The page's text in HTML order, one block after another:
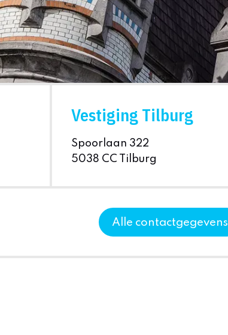
Vestiging Tilburg
Spoorlaan 322
5038 CC Tilburg
Alle contactgegevens